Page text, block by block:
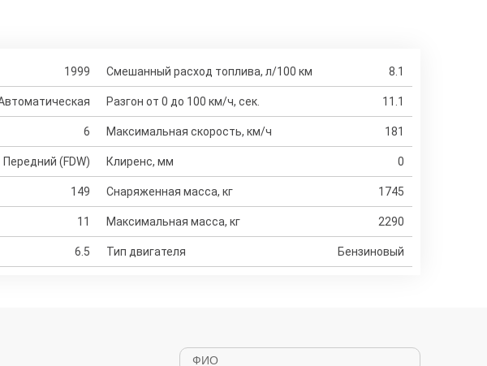
1999
6
Передний (FDW)
149
11
6.5
Смешанный расход топлива, л/100 км 8.1
Разгон от 0 до 100 км/ч, сек. 11.1
Максимальная скорость, км/ч 181
Клиренс, мм 0
Снаряженная масса, кг 1745
Максимальная масса, кг 2290
Тип двигателя Бензиновый